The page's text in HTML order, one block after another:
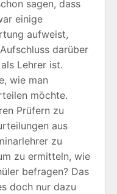
sagen, dass
einige
aufweist,
darüber
Lehrer ist.
wie man
möchte.
Prüfern zu
aus
zu
zu ermitteln, wie
befragen? Das
doch nur dazu